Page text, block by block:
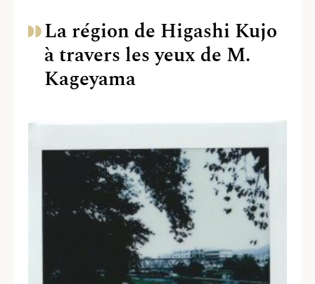
La région de Higashi Kujo
à travers les yeux de M.
Kageyama